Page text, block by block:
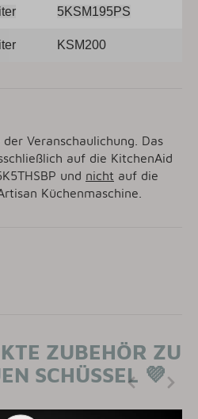
5KSM195PS
KSM200
Veranschaulichung. Das
auf die KitchenAid
und nicht auf die
Küchenmaschine.
ZUBEHÖR ZU
SCHÜSSEL 💜